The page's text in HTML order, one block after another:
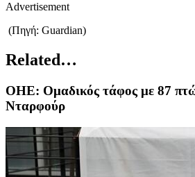
Advertisement
(Πηγή: Guardian)
Related…
ΟΗΕ: Ομαδικός τάφος με 87
Νταρφούρ